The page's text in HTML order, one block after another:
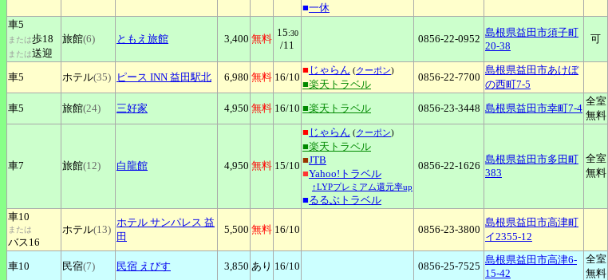
■一休
車5
または歩18
または送迎
旅館(6) ともえ旅館 3,400 無料
15:30
/11
0856-22-0952
島根県益田市須子町
20-38
可
車5 ホテル(35) ピース INN 益田駅北 6,980 無料 16/10
■ じゃらん (クーポン)
■楽天トラベル
0856-22-7700
島根県益田市あけぼ
の西町7-5
車5 旅館(24) 三好家 4,950 無料 16/10 ■楽天トラベル 0856-23-3448 島根県益田市幸町7-4
全室
無料
車7 旅館(12) 白龍館 4,950 無料 15/10
■ じゃらん (クーポン)
■楽天トラベル
■JTB
■Yahoo!トラベル
↑LYPプレミアム還元率up
■るるぶトラベル
0856-22-1626
島根県益田市多田町
383
全室
無料
車10
または
バス16
ホテル(13)
ホテル サンパレス 益
田
5,500 無料 16/10 0856-23-3800
島根県益田市高津町
イ2355-12
車10 民宿(7) 民宿 えびす 3,850 あり 16/10 0856-25-7525
島根県益田市高津6-
15-42
全室
無料